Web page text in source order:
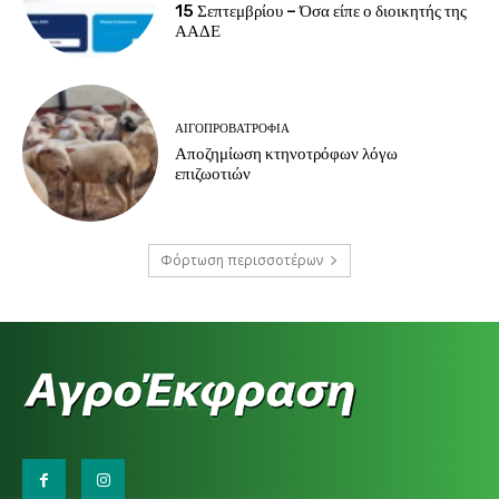
15 Σεπτεμβρίου – Όσα είπε ο διοικητής της
ΑΑΔΕ
ΑΙΓΟΠΡΟΒΑΤΡΟΦΊΑ
Αποζημίωση κτηνοτρόφων λόγω
επιζωοτιών
Φόρτωση περισσοτέρων